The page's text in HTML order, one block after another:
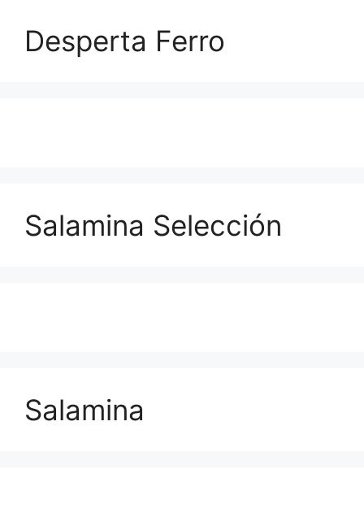
Desperta Ferro
Salamina Selección
Salamina